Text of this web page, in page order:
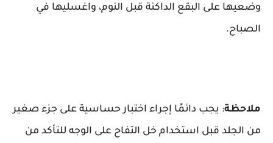
وضعيها على البقع الداكنة قبل النوم، واغسليها في
الصباح.
ملاحظة: يجب دائمًا إجراء اختبار حساسية على جزء صغير
من الجلد قبل استخدام خل التفاح على الوجه للتأكد من